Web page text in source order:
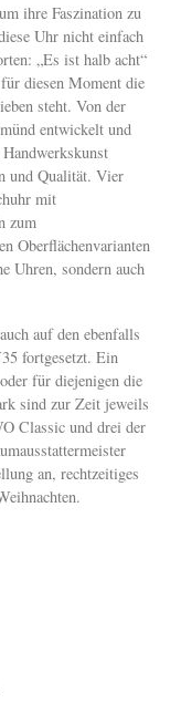
ihre Faszination zu
Uhr nicht einfach
„Es ist halb acht“
diesen Moment die
steht. Von der
entwickelt und
und Qualität. Vier
mit
zum
Oberflächenvarianten
Uhren, sondern auch
auf den ebenfalls
fortgesetzt. Ein
für diejenigen die
sind zur Zeit jeweils
Classic und drei der
an, rechtzeitiges